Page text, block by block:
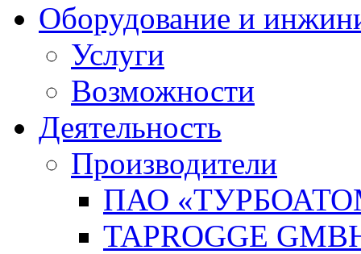
Оборудование и
Услуги
Возможности
Деятельность
Производители
ПАО
TAPROGGE